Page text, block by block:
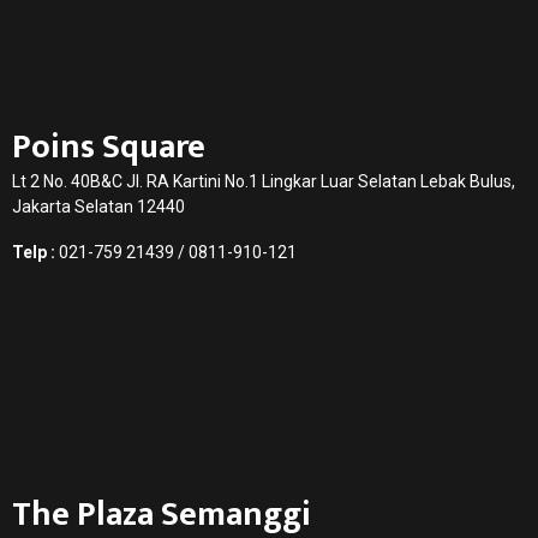
Poins Square
Lt 2 No. 40B&C Jl. RA Kartini No.1 Lingkar Luar Selatan Lebak Bulus,
Jakarta Selatan 12440
Telp : 021-759 21439 / 0811-910-121
The Plaza Semanggi